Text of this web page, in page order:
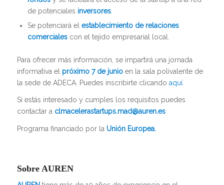
de potenciales inversores.
Se potenciará el establecimiento de relaciones
comercialescon el tejido empresarial local.
Para ofrecer más información, se impartirá una jornada
informativa el próximo 7 de junioen la sala polivalente de
la sede de ADECA. Puedes inscribirte clicando aquí.
Si estás interesado y cumples los requisitos puedes
contactar a clmacelerastartups.mad@auren.es
Programa financiado por la Unión Europea.
Sobre AUREN